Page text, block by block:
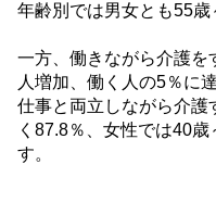
年齢別では男女とも55歳
一方、働きながら介護を
人増加、働く人の5％に
仕事と両立しながら介護
く 87.8％、女性では40歳
す。